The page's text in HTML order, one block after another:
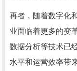
再者，随着数字化
业面临着更多的变
数据分析等技术已
水平和运营效率带